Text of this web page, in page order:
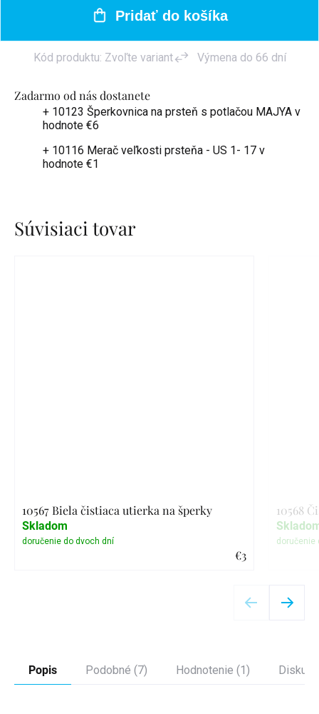
Zadarmo od nás dostanete
+ 10123 Šperkovnica na prsteň s potlačou MAJYA v
hodnote €6
+ 10116 Merač veľkosti prsteňa - US 1- 17 v
hodnote €1
Pridať do košíka
Kód produktu: Zvoľte variant Výmena do 66 dní
Súvisiaci tovar
10567 Biela čistiaca utierka na šperky
€3
Skladom
10568
Popis Podobné (7) Hodnotenie (1)